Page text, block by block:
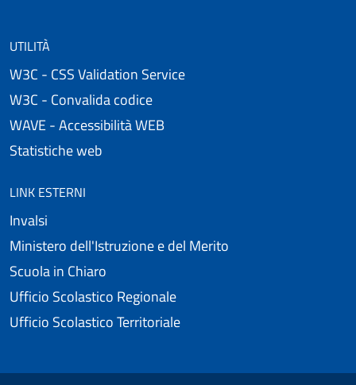
UTILITÀ
W3C - CSS Validation Service
W3C - Convalida codice
WAVE - Accessibilità WEB
Statistiche web
LINK ESTERNI
Invalsi
Ministero dell'Istruzione e del Merito
Scuola in Chiaro
Ufficio Scolastico Regionale
Ufficio Scolastico Territoriale